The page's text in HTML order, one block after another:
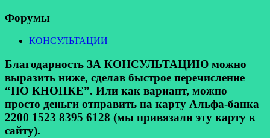
Форумы
КОНСУЛЬТАЦИИ
Благодарность ЗА КОНСУЛЬТАЦИЮ можно
выразить ниже, сделав быстрое перечисление
“ПО КНОПКЕ”. Или как вариант, можно
просто деньги отправить на карту Альфа-банка
2200 1523 8395 6128 (мы привязали эту карту к
сайту).